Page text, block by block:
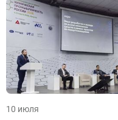
10 июля